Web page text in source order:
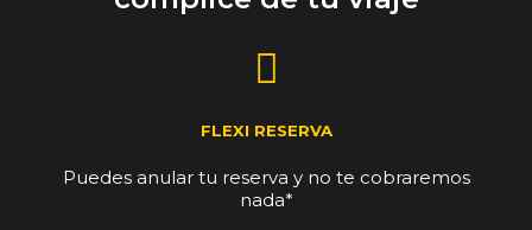
FLEXI RESERVA
Puedes anular tu reserva y no te cobraremos
nada*